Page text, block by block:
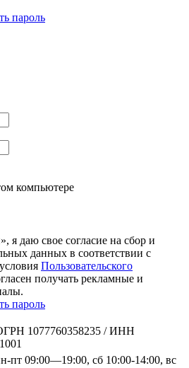
пароль
компьютере
я даю свое согласие на сбор и
данных в соответствии с
Пользовательского
получать рекламные и
пароль
1077760358235 / ИНН
пт 09:00—19:00, сб 10:00-14:00, вс